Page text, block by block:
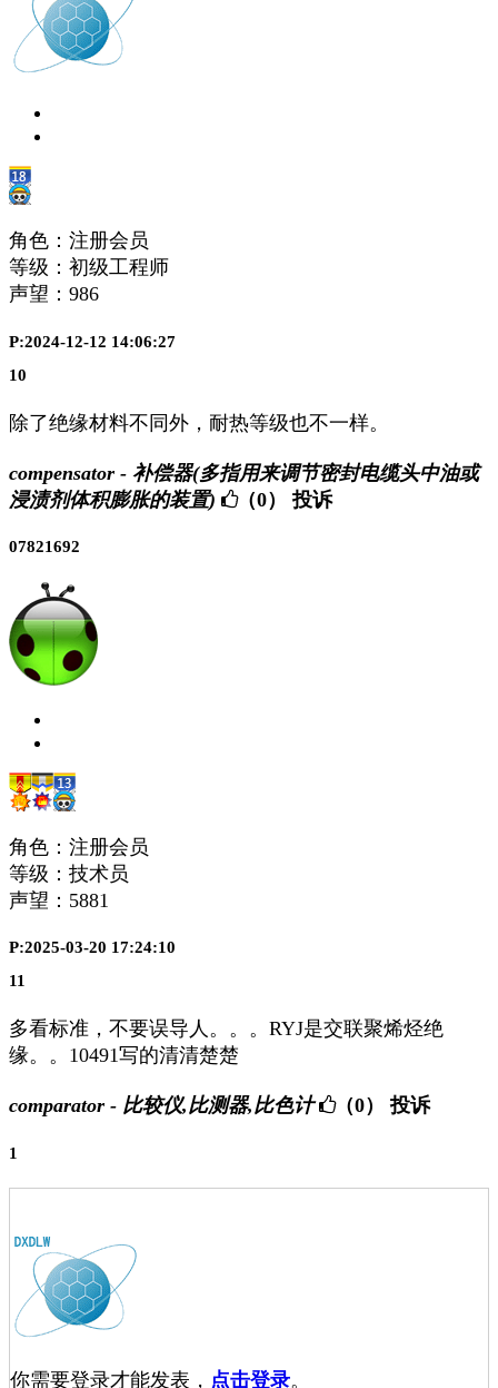
角色：注册会员
等级：初级工程师
声望： 986
P:2024-12-12 14:06:27
10
除了绝缘材料不同外，耐热等级也不一样。
compensator - 补偿器(多指用来调节密封电缆头中油或
浸渍剂体积膨胀的装置)
（0） 投诉
07821692
角色：注册会员
等级：技术员
声望： 5881
P:2025-03-20 17:24:10
11
多看标准，不要误导人。。。RYJ是交联聚烯烃绝
缘。。10491写的清清楚楚
comparator - 比较仪,比测器,比色计 （0） 投诉
1
你需要登录才能发表， 点击登录。